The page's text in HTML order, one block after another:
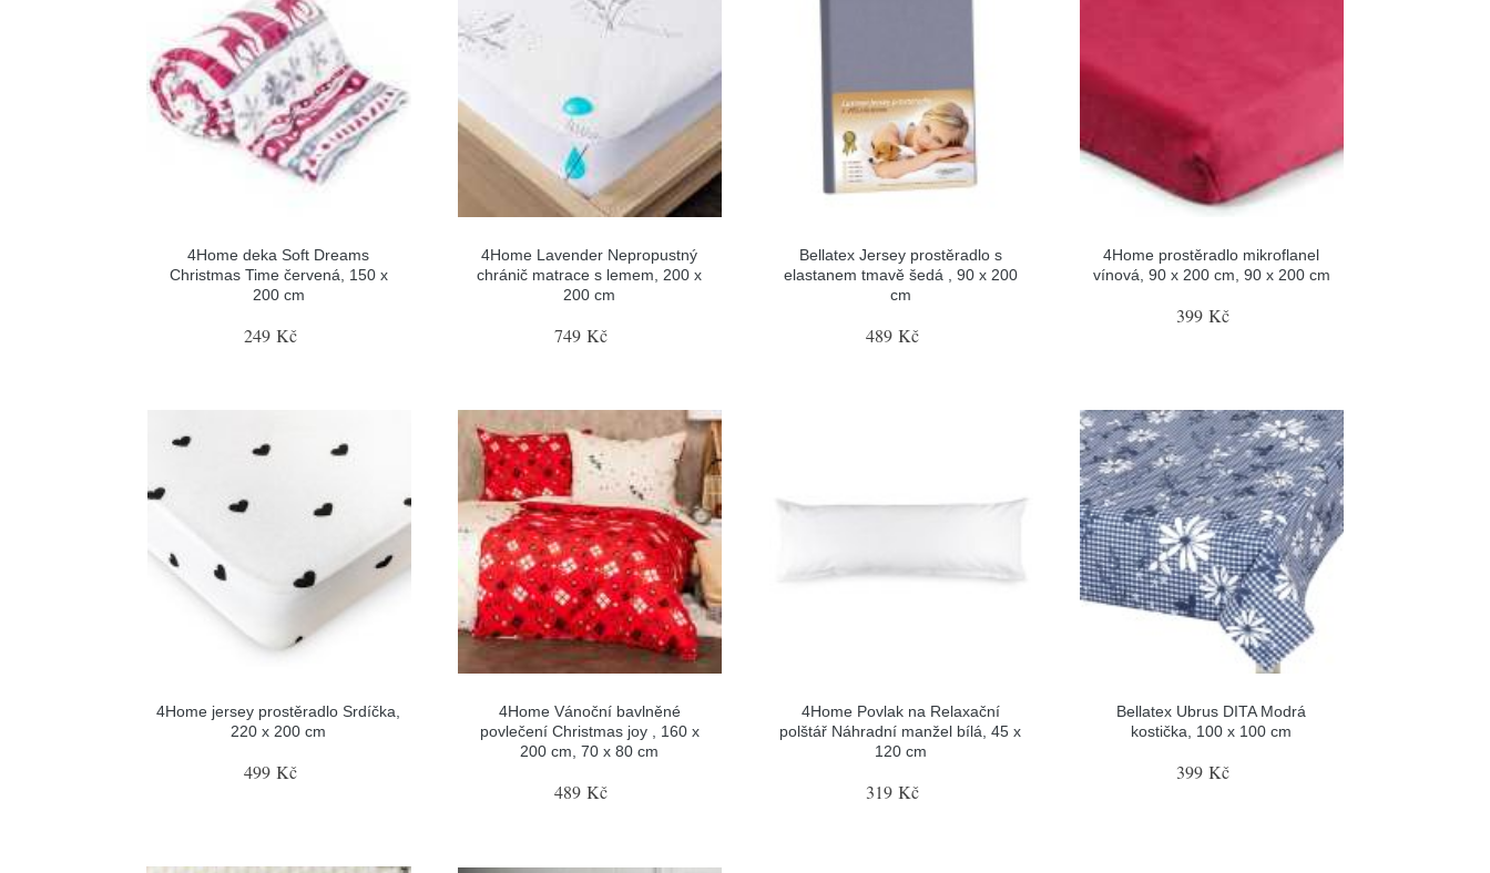
4Home deka Soft Dreams
Christmas Time červená, 150 x
200 cm
249 Kč
4Home Lavender Nepropustný
chránič matrace s lemem, 200 x
200 cm
749 Kč
Bellatex Jersey prostěradlo s
elastanem tmavě šedá , 90 x 200
cm
489 Kč
4Home prostěradlo mikroflanel
vínová, 90 x 200 cm, 90 x 200 cm
399 Kč
4Home jersey prostěradlo Srdíčka,
220 x 200 cm
499 Kč
4Home Vánoční bavlněné
povlečení Christmas joy , 160 x
200 cm, 70 x 80 cm
489 Kč
4Home Povlak na Relaxační
polštář Náhradní manžel bílá, 45 x
120 cm
319 Kč
Bellatex Ubrus DITA Modrá
kostička, 100 x 100 cm
399 Kč